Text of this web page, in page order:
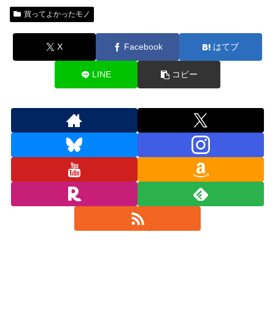
買ってよかったモノ
X Facebook はてブ
LINE コピー